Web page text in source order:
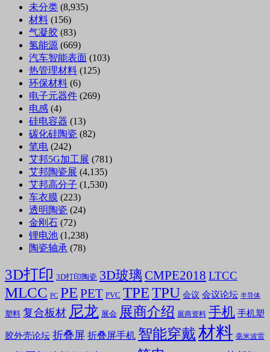
未分类 (8,935)
材料 (156)
气凝胶 (83)
氢能源 (669)
汽车智能表面 (103)
热管理材料 (125)
环保材料 (6)
电子元器件 (269)
电感 (4)
硅电容器 (13)
碳化硅陶瓷 (82)
笔电 (242)
艾邦5G加工展 (781)
艾邦陶瓷展 (4,135)
艾邦高分子 (1,530)
车衣膜 (223)
透明陶瓷 (24)
金刚石 (72)
锂电池 (1,238)
陶瓷轴承 (78)
3D打印 3D打印陶瓷 3D玻璃 CMPE2018 LTCC
MLCC PC PE PET PVC TPETPU 会议 会议论坛 半导体
塑料 复合板材 尼龙 展会 展商介绍 展商资料 手机 手机塑
胶外壳论坛 折叠屏 折叠屏手机 智能穿戴材料 毫米波雷